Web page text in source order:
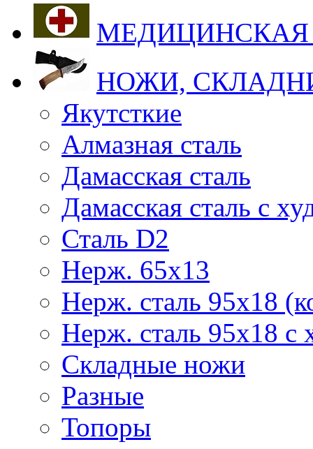
НОЖИ,
Якутсткие
Алмазная сталь
Дамасская сталь
Дамасская сталь с
Сталь D2
Нерж. 65х13
Нерж. сталь 95х18
Нерж. сталь 95х18 с
Складные ножи
Разные
Топоры